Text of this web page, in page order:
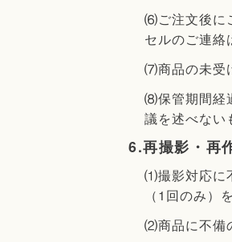
⑹ご注文後に
セルのご連絡
⑺商品の未受
⑻保管期間経
議を述べない
6.再撮影・再
⑴撮影対応に
（1回のみ）
⑵商品に不備